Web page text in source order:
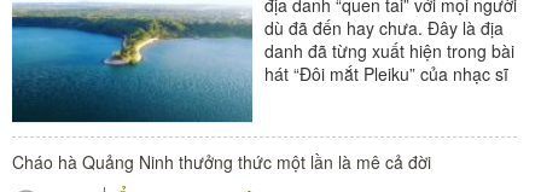
địa danh “quen tai” với mọi người
dù đã đến hay chưa. Đây là địa
danh đã từng xuất hiện trong bài
hát “Đôi mắt Pleiku” của nhạc sĩ
Cháo hà Quảng Ninh thưởng thức một lần là mê cả đời